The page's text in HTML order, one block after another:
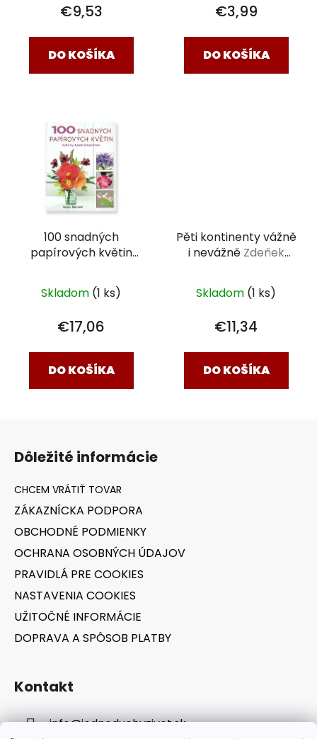
€9,53
DO KOŠÍKA
€3,99
DO KOŠÍKA
100 snadných
papírových květin
Skladom (1 ks)
€17,06
DO KOŠÍKA
Pěti kontinenty vážně
i nevážně Zdeňek
Skladom (1 ks)
€11,34
DO KOŠÍKA
Dôležité informácie
ZÁKAZNÍCKA PODPORA
OBCHODNÉ PODMIENKY
OCHRANA OSOBNÝCH ÚDAJOV
PRAVIDLÁ PRE COOKIES
NASTAVENIA COOKIES
UŽITOČNÉ INFORMÁCIE
DOPRAVA A SPÔSOB PLATBY
Kontakt
info@jednoduchyzivot.sk